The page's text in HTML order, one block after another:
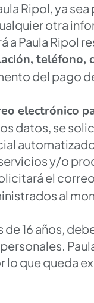
Ripol, ya
otra
a Paula Ripol
teléfono,
del pago
electrónico
datos, se
y/o
el
al
de 16 años,
lo que queda